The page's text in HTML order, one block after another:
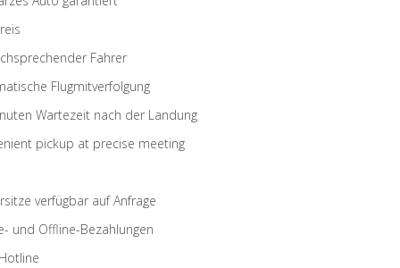
Fahrer
Flugmitverfolgung
Wartezeit nach der Landung
pickup at precise meeting
verfügbar auf Anfrage
und Offline-Bezahlungen